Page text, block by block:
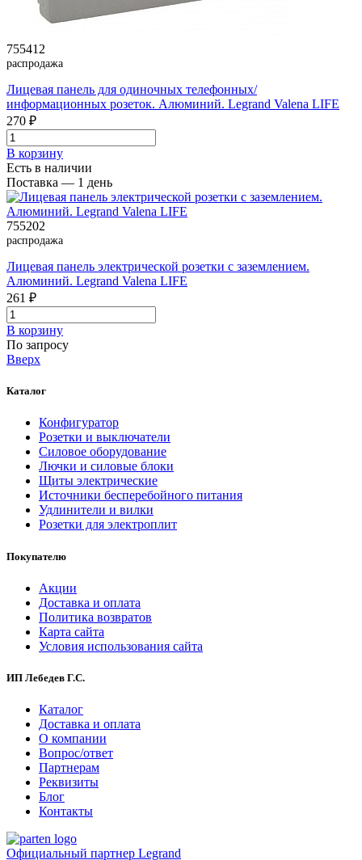
755412
распродажа
Лицевая панель для одиночных телефонных/
информационных розеток. Алюминий. Legrand Valena LIFE
270 ₽
В корзинy
Есть в наличии
Поставка — 1 день
755202
распродажа
Лицевая панель электрической розетки с заземлением.
Алюминий. Legrand Valena LIFE
261 ₽
В корзинy
По запросу
Вверх
Каталог
Конфигуратор
Розетки и выключатели
Силовое оборудование
Лючки и силовые блоки
Щиты электрические
Источники бесперебойного питания
Удлинители и вилки
Розетки для электроплит
Покупателю
Акции
Доставка и оплата
Политика возвратов
Карта сайта
Условия использования сайта
ИП Лебедев Г.С.
Каталог
Доставка и оплата
О компании
Вопрос/ответ
Партнерам
Реквизиты
Блог
Контакты
Официальный партнер Legrand